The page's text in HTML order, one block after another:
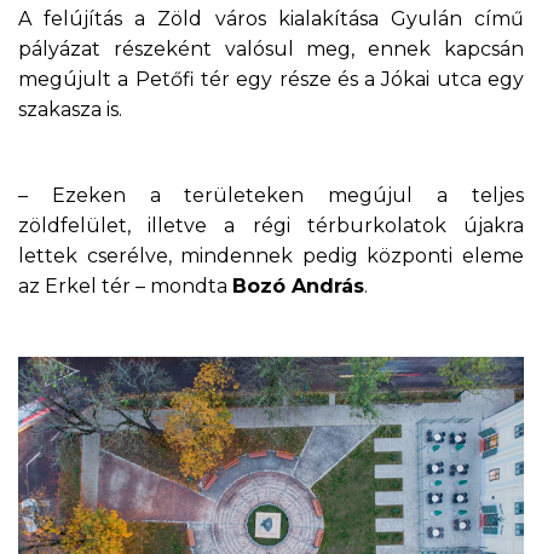
A felújítás a Zöld város kialakítása Gyulán című
pályázat részeként valósul meg, ennek kapcsán
megújult a Petőfi tér egy része és a Jókai utca egy
szakasza is.
– Ezeken a területeken megújul a teljes
zöldfelület, illetve a régi térburkolatok újakra
lettek cserélve, mindennek pedig központi eleme
az Erkel tér – mondta Bozó András.